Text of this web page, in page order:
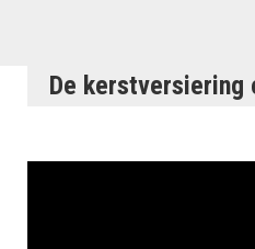
De kerstversiering